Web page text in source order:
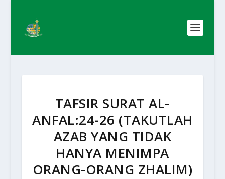
TAFSIR SURAT AL-
ANFAL:24-26 (TAKUTLAH
AZAB YANG TIDAK
HANYA MENIMPA
ORANG-ORANG ZHALIM)